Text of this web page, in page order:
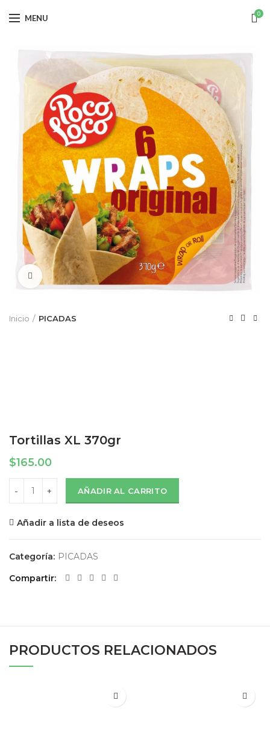
MENU 0
Click to enlarge
Inicio PICADAS
Tortillas XL 370gr
$165.00
Tortillas XL 370gr cantidad
AÑADIR AL CARRITO
Añadir a lista de deseos
Categoría: PICADAS
Compartir
PRODUCTOS RELACIONADOS